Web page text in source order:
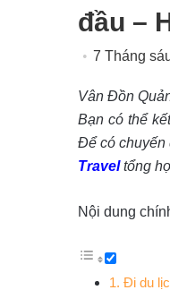
đầu –
7 Tháng
Vân Đồn
Bạn có thể
Để có chuyến
Traveltổng
Nội dung
1. Đi du